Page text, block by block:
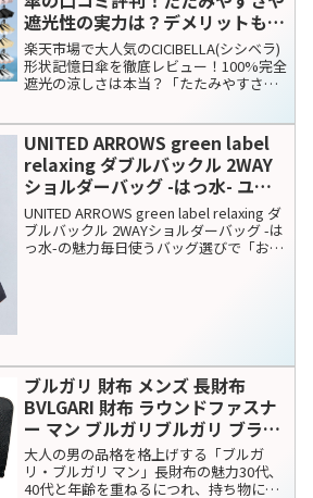
Facebook はてブ
コピー